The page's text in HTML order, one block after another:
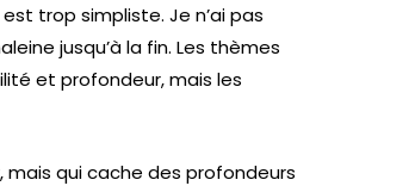
trop simpliste. Je n’ai pas
jusqu’à la fin. Les thèmes
et profondeur, mais les
qui cache des profondeurs